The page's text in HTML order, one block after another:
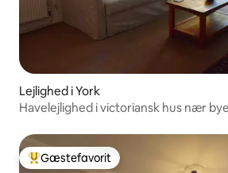
Lejlighed i York
Havelejlighed i victoriansk hus nær
Bedste gæstefavorit
Gæstefavorit